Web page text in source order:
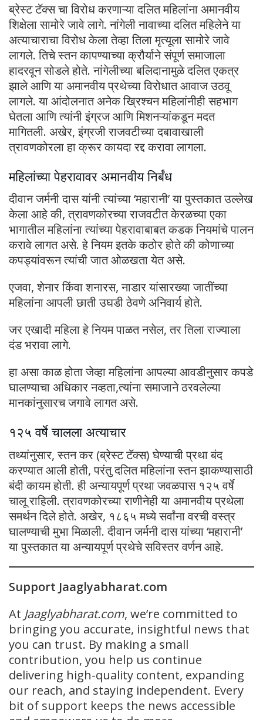
ब्रेस्ट टॅक्स चा विरोध करणाऱ्या दलित महिलांना अमानवीय
शिक्षेला सामोरे जावे लागे. नांगेली नावाच्या दलित महिलेने या
अत्याचाराचा विरोध केला तेव्हा तिला मृत्यूला सामोरे जावे
लागले. तिचे स्तन कापण्याच्या क्रौर्याने संपूर्ण समाजाला
हादरवून सोडले होते. नांगेलीच्या बलिदानामुळे दलित एकत्र
झाले आणि या अमानवीय प्रथेच्या विरोधात आवाज उठवू
लागले. या आंदोलनात अनेक ख्रिश्चन महिलांनीही सहभाग
घेतला आणि त्यांनी इंग्रज आणि मिशनऱ्यांकडून मदत
मागितली. अखेर, इंग्रजी राजवटीच्या दबावाखाली
त्रावणकोरला हा क्रूर कायदा रद्द करावा लागला.
महिलांच्या पेहरावावर अमानवीय निर्बंध
दीवान जर्मनी दास यांनी त्यांच्या ‘महारानी’ या पुस्तकात उल्लेख
केला आहे की, त्रावणकोरच्या राजवटीत केरळच्या एका
भागातील महिलांना त्यांच्या पेहरावाबाबत कडक नियमांचे पालन
करावे लागत असे. हे नियम इतके कठोर होते की कोणाच्या
कपड्यांवरून त्यांची जात ओळखता येत असे.
एजवा, शेनार किंवा शनारस, नाडार यांसारख्या जातींच्या
महिलांना आपली छाती उघडी ठेवणे अनिवार्य होते.
जर एखादी महिला हे नियम पाळत नसेल, तर तिला राज्याला
दंड भरावा लागे.
हा असा काळ होता जेव्हा महिलांना आपल्या आवडीनुसार कपडे
घालण्याचा अधिकार नव्हता,त्यांना समाजाने ठरवलेल्या
मानकांनुसारच जगावे लागत असे.
१२५ वर्षे चालला अत्याचार
तथ्यांनुसार, स्तन कर (ब्रेस्ट टॅक्स) घेण्याची प्रथा बंद
करण्यात आली होती, परंतु दलित महिलांना स्तन झाकण्यासाठी
बंदी कायम होती. ही अन्यायपूर्ण प्रथा जवळपास १२५ वर्षे
चालू राहिली. त्रावणकोरच्या राणीनेही या अमानवीय प्रथेला
समर्थन दिले होते. अखेर, १८६५ मध्ये सर्वांना वरची वस्त्र
घालण्याची मुभा मिळाली. दीवान जर्मनी दास यांच्या ‘महारानी’
या पुस्तकात या अन्यायपूर्ण प्रथेचे सविस्तर वर्णन आहे.
Support Jaaglyabharat.com
At Jaaglyabharat.com, we’re committed to
bringing you accurate, insightful news that
you can trust. By making a small
contribution, you help us continue
delivering high-quality content, expanding
our reach, and staying independent. Every
bit of support keeps the news accessible